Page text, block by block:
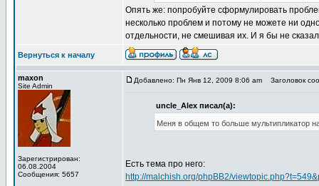
Опять же: попробуйте сформулировать
несколько проблем и потому не можете ни
отдельности, не смешивая их. И я бы не
Вернуться к началу
maxon
Site Admin
Зарегистрирован:
06.08.2004
Сообщения: 5657
Добавлено: Пн Янв 12, 2009 8:06 am Заголовок
uncle_Alex писал(а):
Меня в общем то больше мультипликатор
Есть тема про него:
http://malchish.org/phpBB2/